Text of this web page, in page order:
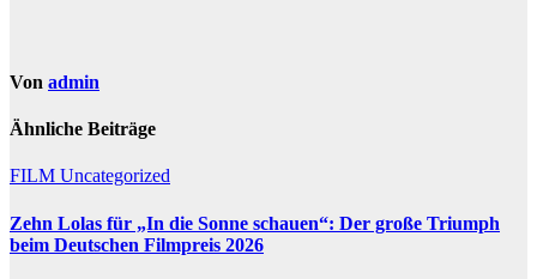
Von admin
Ähnliche Beiträge
FILM Uncategorized
Zehn Lolas für „In die Sonne schauen“: Der große Triumph
beim Deutschen Filmpreis 2026